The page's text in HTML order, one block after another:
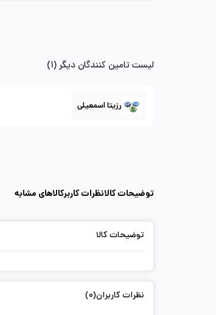
لیست تامین کنندگان دیگر (1)
رزیتا اسمعیلی
توضیحات کالانظرات کاربرکالاهای مشابه
توضیحات کالا
نظرات کاربران(0)